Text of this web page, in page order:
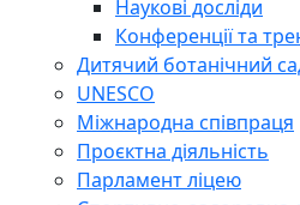
Наукові досліди
Конференції та
Дитячий ботанічний
UNESCO
Міжнародна співпраця
Проєктна діяльність
Парламент ліцею